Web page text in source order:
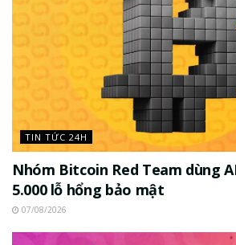
TIN TỨC 24H
Nhóm Bitcoin Red Team dùng
5.000 lỗ hổng bảo mật
07/08/2026